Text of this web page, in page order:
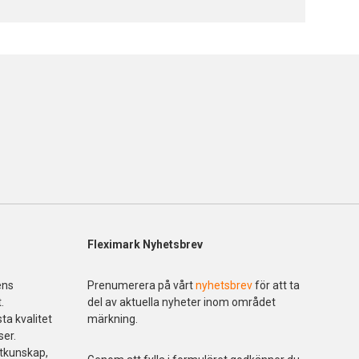
kvalitet
Fleximark Nyhetsbrev
Prenumerera på vårtnyhetsbrevför att ta
del av aktuella nyheter inom området
märkning.